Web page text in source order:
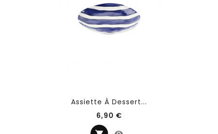
Assiette À Dessert...
6,90 €Prix